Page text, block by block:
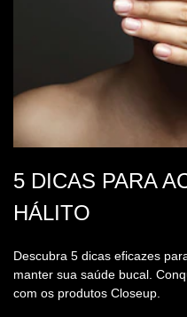
Descubra 5 dicas eficazes
manter sua saúde bucal.
com os produtos Closeup.
5 DICAS PARA
HÁLITO